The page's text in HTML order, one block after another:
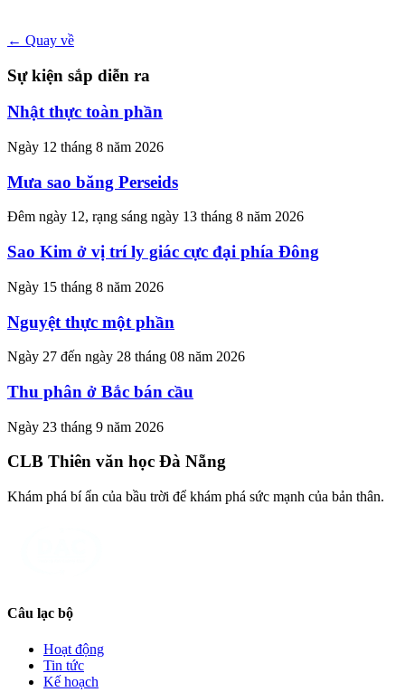
← Quay về
Sự kiện sắp diễn ra
Nhật thực toàn phần
Ngày 12 tháng 8 năm 2026
Mưa sao băng Perseids
Đêm ngày 12, rạng sáng ngày 13 tháng 8 năm 2026
Sao Kim ở vị trí ly giác cực đại phía Đông
Ngày 15 tháng 8 năm 2026
Nguyệt thực một phần
Ngày 27 đến ngày 28 tháng 08 năm 2026
Thu phân ở Bắc bán cầu
Ngày 23 tháng 9 năm 2026
CLB Thiên văn học Đà Nẵng
Khám phá bí ẩn của bầu trời để khám phá sức mạnh của bản thân.
Câu lạc bộ
Hoạt động
Tin tức
Kế hoạch